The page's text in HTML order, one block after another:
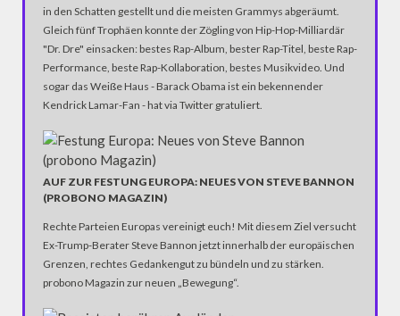
in den Schatten gestellt und die meisten Grammys abgeräumt.
Gleich fünf Trophäen konnte der Zögling von Hip-Hop-Milliardär
"Dr. Dre" einsacken: bestes Rap-Album, bester Rap-Titel, beste Rap-
Performance, beste Rap-Kollaboration, bestes Musikvideo. Und
sogar das Weiße Haus - Barack Obama ist ein bekennender
Kendrick Lamar-Fan - hat via Twitter gratuliert.
AUF ZUR FESTUNG EUROPA: NEUES VON STEVE BANNON
(PROBONO MAGAZIN)
Rechte Parteien Europas vereinigt euch! Mit diesem Ziel versucht
Ex-Trump-Berater Steve Bannon jetzt innerhalb der europäischen
Grenzen, rechtes Gedankengut zu bündeln und zu stärken.
probono Magazin zur neuen „Bewegung“.